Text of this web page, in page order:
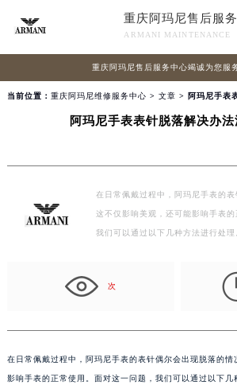
重庆阿玛尼售后服
ARMANI MAINTENANCE
重庆阿玛尼售后服务中心竭诚为您服
当前位置： 重庆阿玛尼维修服务中心 > 文章 > 阿玛尼手表
阿玛尼手表表针脱落解决办
在日常佩戴过程中，阿玛尼手表的表
这不仅影响美观，还可能影响手表的
我们可以通过以下几种方法进行处理
次
在日常佩戴过程中，阿玛尼手表的表针偶尔会出现脱落的
影响手表的正常使用。面对这一问题，我们可以通过以下几